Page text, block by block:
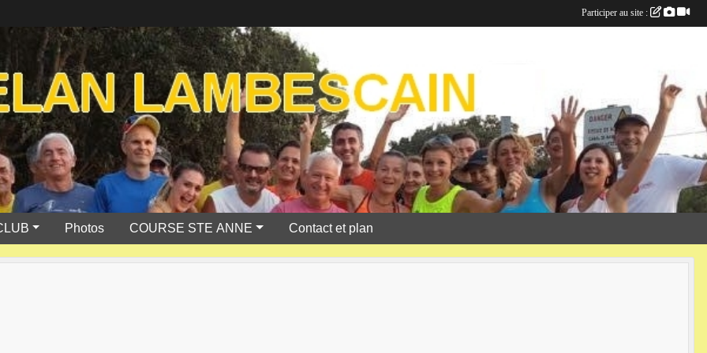
Photos COURSE STE ANNE Contact et plan
Participer au site :